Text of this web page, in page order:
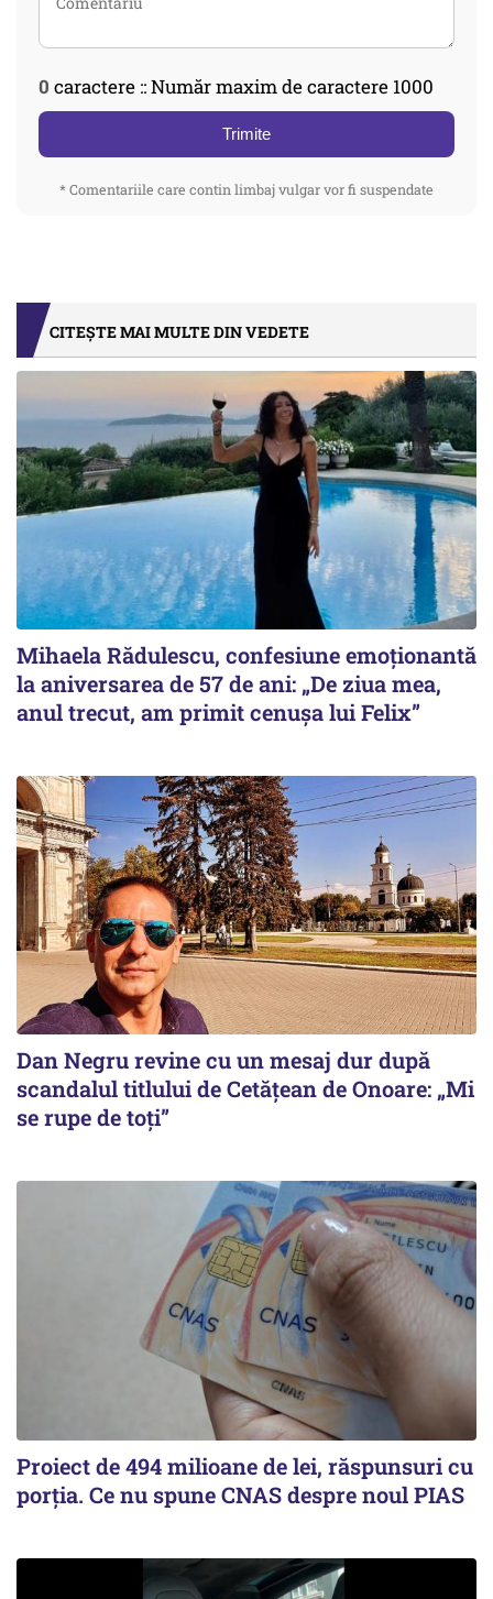
0 caractere :: Număr maxim de caractere 1000
Trimite
* Comentariile care contin limbaj vulgar vor fi suspendate
CITEȘTE MAI MULTE DIN VEDETE
Mihaela Rădulescu, confesiune emoționantă
la aniversarea de 57 de ani: „De ziua mea,
anul trecut, am primit cenușa lui Felix”
Dan Negru revine cu un mesaj dur după
scandalul titlului de Cetățean de Onoare: „Mi
se rupe de toți”
Proiect de 494 milioane de lei, răspunsuri cu
porția. Ce nu spune CNAS despre noul PIAS